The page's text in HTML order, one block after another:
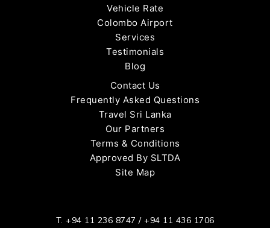
Vehicle Rate
Colombo Airport
Services
Testimonials
Blog
Contact Us
Frequently Asked Questions
Travel Sri Lanka
Our Partners
Terms & Conditions
Approved By SLTDA
Site Map
T. +94 11 236 8747 / +94 11 436 1706